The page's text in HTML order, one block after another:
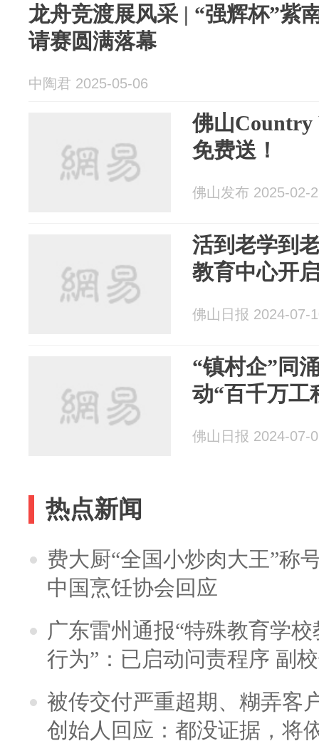
龙舟竞渡展风采 | “强辉杯”紫
请赛圆满落幕
中陶君 2025-05-06
佛山Country
免费送！
佛山发布 2025-02-
活到老学到
教育中心开
佛山日报 2024-07-
“镇村企”同
动“百千万工
佛山日报 2024-07-
热点新闻
费大厨“全国小炒肉大王”称
中国烹饪协会回应
广东雷州通报“特殊教育学
行为”：已启动问责程序 副
被传交付严重超期、糊弄客
创始人回应：都没证据，将